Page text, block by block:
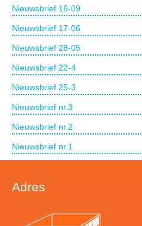
Nieuwsbrief 16-09
Nieuwsbrief 17-06
Nieuwsbrief 28-05
Nieuwsbrief 22-4
Nieuwsbrief 25-3
Nieuwsbrief nr.3
Nieuwsbrief nr.2
Nieuwsbrief nr.1
Adres